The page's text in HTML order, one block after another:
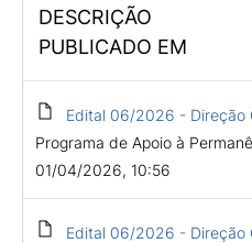
DESCRIÇÃO
PUBLICADO EM
Edital 06/2026 - Direção
Programa de Apoio à
01/04/2026, 10:56
Edital 06/2026 - Direção